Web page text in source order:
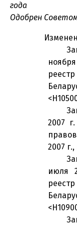
года
Одобрен Советом
2007
2007
июля